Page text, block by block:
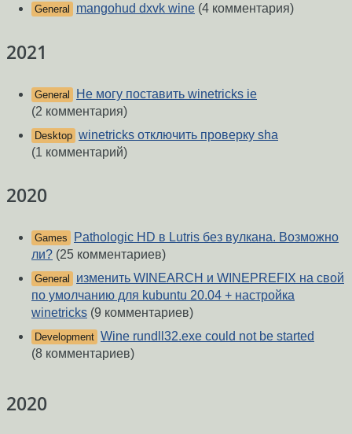
General mangohud dxvk wine (4 комментария)
2021
General
Не могу поставить winetricks ie
(2 комментария)
Desktop winetricks отключить проверку sha
(1 комментарий)
2020
Games
Pathologic HD в Lutris без вулкана. Возможно
ли? (25 комментариев)
General
изменить WINEARCH и WINEPREFIX на свой
по умолчанию для kubuntu 20.04 + настройка
winetricks (9 комментариев)
Development Wine rundll32.exe could not be started
(8 комментариев)
2020